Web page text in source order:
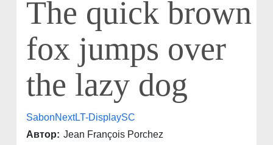
The quick brown
fox jumps over
the lazy dog
SabonNextLT-DisplaySC
Автор: Jean François Porchez